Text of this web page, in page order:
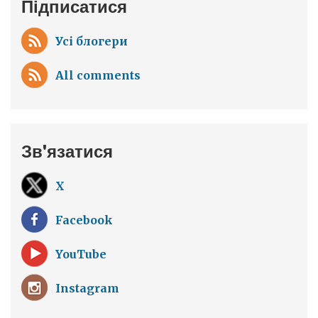
Підписатися
Усі блогери
All comments
Зв'язатися
X
Facebook
YouTube
Instagram